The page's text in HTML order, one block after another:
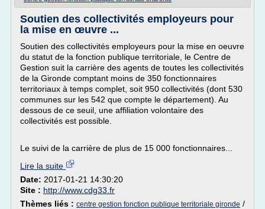
Soutien des collectivités employeurs pour
la mise en œuvre ...
Soutien des collectivités employeurs pour la mise en oeuvre
du statut de la fonction publique territoriale, le Centre de
Gestion suit la carrière des agents de toutes les collectivités
de la Gironde comptant moins de 350 fonctionnaires
territoriaux à temps complet, soit 950 collectivités (dont 530
communes sur les 542 que compte le département). Au
dessous de ce seuil, une affiliation volontaire des
collectivités est possible.
Le suivi de la carrière de plus de 15 000 fonctionnaires...
Lire la suite
Date: 2017-01-21 14:30:20
Site : http://www.cdg33.fr
Thèmes liés : centre gestion fonction publique territoriale gironde /